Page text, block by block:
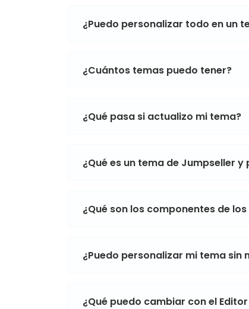
¿Puedo personalizar todo en un
¿Cuántos temas puedo tener?
¿Qué pasa si actualizo mi tema?
¿Qué es un tema de Jumpseller
¿Qué son los componentes de
¿Puedo personalizar mi tema
¿Qué puedo cambiar con el